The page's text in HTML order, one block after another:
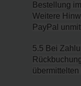
Bestellung
Weitere
PayPal
5.5 Bei